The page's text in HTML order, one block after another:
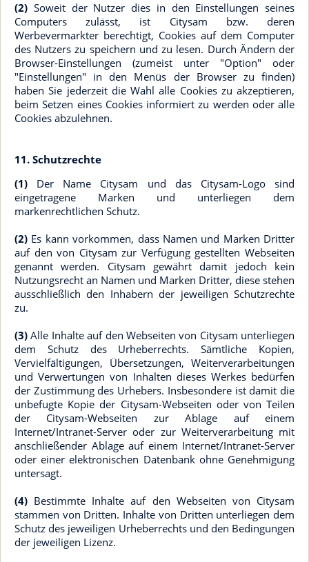
(2) Soweit der Nutzer dies in den Einstellungen seines
Computers zulässt, ist Citysam bzw. deren
Werbevermarkter berechtigt, Cookies auf dem Computer
des Nutzers zu speichern und zu lesen. Durch Ändern der
Browser-Einstellungen (zumeist unter "Option" oder
"Einstellungen" in den Menüs der Browser zu finden)
haben Sie jederzeit die Wahl alle Cookies zu akzeptieren,
beim Setzen eines Cookies informiert zu werden oder alle
Cookies abzulehnen.
11. Schutzrechte
(1) Der Name Citysam und das Citysam-Logo sind
eingetragene Marken und unterliegen dem
markenrechtlichen Schutz.
(2) Es kann vorkommen, dass Namen und Marken Dritter
auf den von Citysam zur Verfügung gestellten Webseiten
genannt werden. Citysam gewährt damit jedoch kein
Nutzungsrecht an Namen und Marken Dritter, diese stehen
ausschließlich den Inhabern der jeweiligen Schutzrechte
zu.
(3) Alle Inhalte auf den Webseiten von Citysam unterliegen
dem Schutz des Urheberrechts. Sämtliche Kopien,
Vervielfältigungen, Übersetzungen, Weiterverarbeitungen
und Verwertungen von Inhalten dieses Werkes bedürfen
der Zustimmung des Urhebers. Insbesondere ist damit die
unbefugte Kopie der Citysam-Webseiten oder von Teilen
der Citysam-Webseiten zur Ablage auf einem
Internet/Intranet-Server oder zur Weiterverarbeitung mit
anschließender Ablage auf einem Internet/Intranet-Server
oder einer elektronischen Datenbank ohne Genehmigung
untersagt.
(4) Bestimmte Inhalte auf den Webseiten von Citysam
stammen von Dritten. Inhalte von Dritten unterliegen dem
Schutz des jeweiligen Urheberrechts und den Bedingungen
der jeweiligen Lizenz.